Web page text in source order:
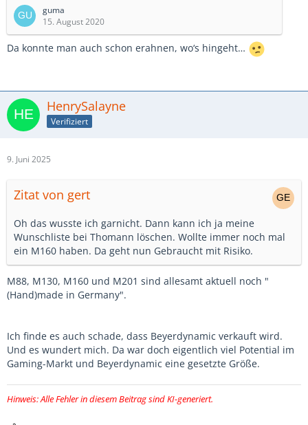
Daher mein persönlicher Nachruf:
Den Vorgänger, das M500 N(C) mochte ich zunächst in
meinen Anfangsjahren, als dieses Mikro noch hier und
irgendwie diesen…
guma
15. August 2020
Da konnte man auch schon erahnen, wo‘s hingeht…
HenrySalayne
Verifiziert
9. Juni 2025
Zitat von gert
Oh das wusste ich garnicht. Dann kann ich ja meine
Wunschliste bei Thomann löschen. Wollte immer noch mal
ein M160 haben. Da geht nun Gebraucht mit Risiko.
M88, M130, M160 und M201 sind allesamt aktuell noch "
(Hand)made in Germany".
Ich finde es auch schade, dass Beyerdynamic verkauft wird.
Und es wundert mich. Da war doch eigentlich viel Potential im
Gaming-Markt und Beyerdynamic eine gesetzte Größe.
Hinweis: Alle Fehler in diesem Beitrag sind KI-generiert.